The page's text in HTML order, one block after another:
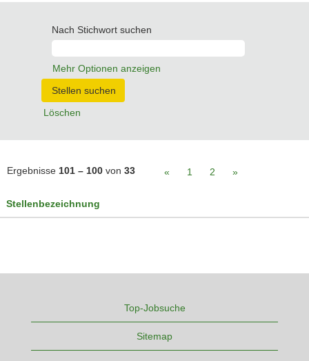
Nach Stichwort suchen
Mehr Optionen anzeigen
Löschen
Ergebnisse 101 – 100 von 33 « 1 2 »
Stellenbezeichnung
Top-Jobsuche
Sitemap